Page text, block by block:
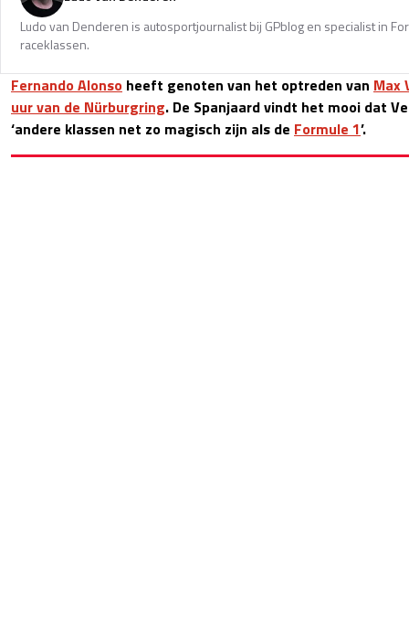
Ludo van Denderen is autosportjournalist bij GPblog en specialist in
raceklassen.
Fernando Alonso heeft genoten van het optreden van Max
uur van de Nürburgring. De Spanjaard vindt het mooi dat
‘andere klassen net zo magisch zijn als de Formule 1’.